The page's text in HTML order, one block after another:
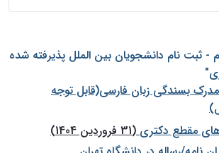
- ثبت نام دانشجويان بين الملل پذيرفته شده
بسندگی زبان فارسی(قابل توجه
مقطع دکتری(31 فروردین 1404)